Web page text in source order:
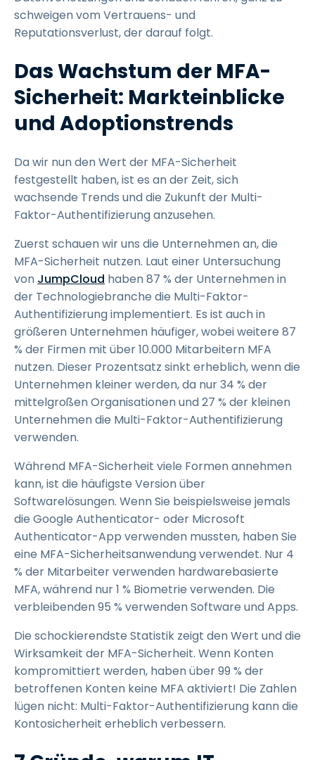
schweigen vom Vertrauens- und
Reputationsverlust, der darauf folgt.
Das Wachstum der MFA-
Sicherheit: Markteinblicke
und Adoptionstrends
Da wir nun den Wert der MFA-Sicherheit
festgestellt haben, ist es an der Zeit, sich
wachsende Trends und die Zukunft der Multi-
Faktor-Authentifizierung anzusehen.
Zuerst schauen wir uns die Unternehmen an, die
MFA-Sicherheit nutzen. Laut einer Untersuchung
von JumpCloud haben 87 % der Unternehmen in
der Technologiebranche die Multi-Faktor-
Authentifizierung implementiert. Es ist auch in
größeren Unternehmen häufiger, wobei weitere 87
% der Firmen mit über 10.000 Mitarbeitern MFA
nutzen. Dieser Prozentsatz sinkt erheblich, wenn die
Unternehmen kleiner werden, da nur 34 % der
mittelgroßen Organisationen und 27 % der kleinen
Unternehmen die Multi-Faktor-Authentifizierung
verwenden.
Während MFA-Sicherheit viele Formen annehmen
kann, ist die häufigste Version über
Softwarelösungen. Wenn Sie beispielsweise jemals
die Google Authenticator- oder Microsoft
Authenticator-App verwenden mussten, haben Sie
eine MFA-Sicherheitsanwendung verwendet. Nur 4
% der Mitarbeiter verwenden hardwarebasierte
MFA, während nur 1 % Biometrie verwenden. Die
verbleibenden 95 % verwenden Software und Apps.
Die schockierendste Statistik zeigt den Wert und die
Wirksamkeit der MFA-Sicherheit. Wenn Konten
kompromittiert werden, haben über 99 % der
betroffenen Konten keine MFA aktiviert! Die Zahlen
lügen nicht: Multi-Faktor-Authentifizierung kann die
Kontosicherheit erheblich verbessern.